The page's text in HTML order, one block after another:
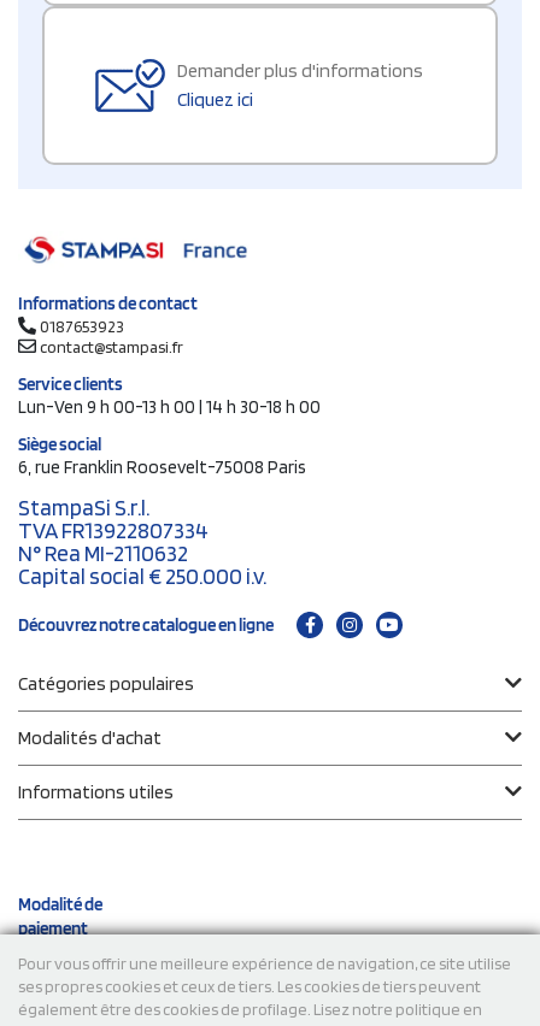
Pour vous offrir une meilleure expérience de navigation, ce site utilise
ses propres cookies et ceux de tiers. Les cookies de tiers peuvent
également être des cookies de profilage. Lisez notre politique en
Demander plus d'informations
Cliquez ici
Informations de contact
0187653923
contact@stampasi.fr
Service clients
Lun-Ven 9 h 00-13 h 00 | 14 h 30-18 h 00
Siège social
6, rue Franklin Roosevelt-75008 Paris
StampaSi S.r.l.
TVA FR13922807334
N° Rea MI-2110632
Capital social € 250.000 i.v.
Découvrez notre catalogue en ligne
Catégories populaires
Modalités d'achat
Informations utiles
Modalité de
paiement
Expéditions